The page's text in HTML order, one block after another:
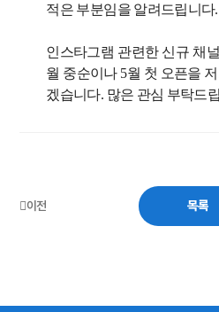
적은 부분임을 알려드립니다.
인스타그램 관련한 신규 채
월 중순이나 5월 첫 오픈을
겠습니다. 많은 관심 부탁드
이전 목록